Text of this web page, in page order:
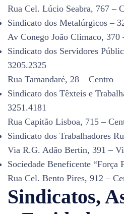
Rua Cel. Lúcio Seabra, 767 –
Sindicato dos Metalúrgicos –
Av Conego João Climaco, 370
Sindicato dos Servidores
3205.2325
Rua Tamandaré, 28 – Centro –
Sindicato dos Têxteis e
3251.4181
Rua Capitão Lisboa, 715 –
Sindicato dos Trabalhadores
Via R.G. Adão Bertin, 391 –
Sociedade Beneficente “Força
Rua Cel. Bento Pires, 912 –
Sindicatos,